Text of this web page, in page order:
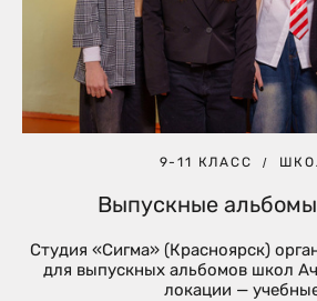
9-11 КЛАСС
Выпускные
Студия «Сигма» (Красноярск)
для выпускных альбомов школ
локации —